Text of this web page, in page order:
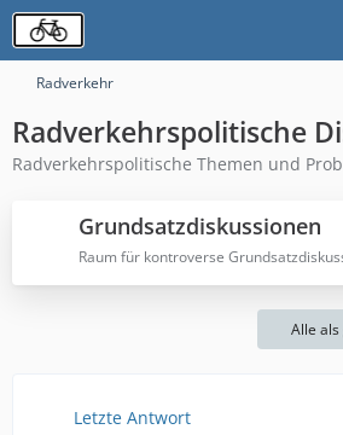
Radverkehr
Radverkehrspolitische
Radverkehrspolitische Themen und
Grundsatzdiskussionen
Raum für kontroverse
Alle
Letzte Antwort